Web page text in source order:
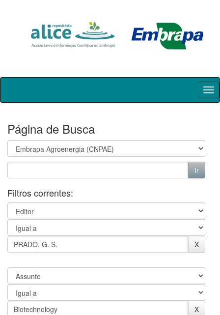
Skip
Página de Busca
Filtros correntes: